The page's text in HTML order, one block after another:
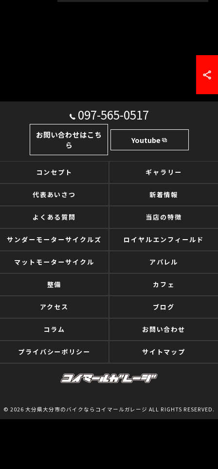
097-565-0517
お問い合わせはこち
ら
Youtube
コンセプト ギャラリー
代表あいさつ 新着情報
よくある質問 当店の特徴
サンダーモーターサイクルズ ロイヤルエンフィールド
マットモーターサイクル アパレル
整備 カフェ
アクセス ブログ
コラム お問い合わせ
プライバシーポリシー サイトマップ
© 2026 大分県大分市のバイクならコイマールガレージ ALL RIGHTS RESERVED.